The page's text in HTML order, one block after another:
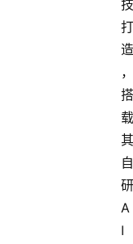
技
打
造
，
搭
载
其
自
研
A
I